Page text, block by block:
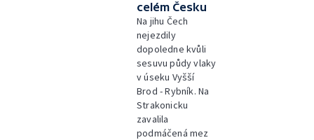
celém Česku
Na jihu Čech
nejezdily
dopoledne kvůli
sesuvu půdy vlaky
v úseku Vyšší
Brod - Rybník. Na
Strakonicku
zavalila
podmáčená mez